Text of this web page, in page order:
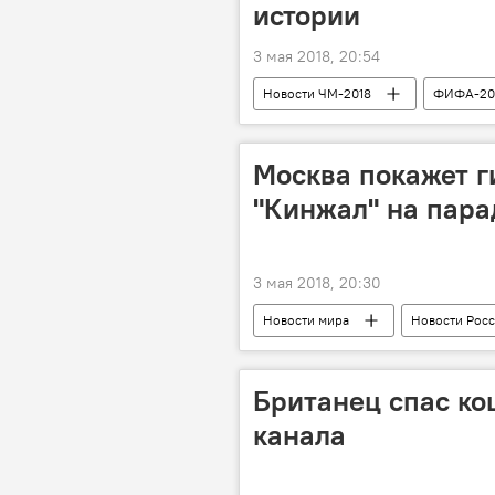
истории
3 мая 2018, 20:54
Новости ЧМ-2018 ФИФА-
Джанни Инфантино
FIFA
Москва покажет
"Кинжал" на
3 мая 2018, 20:30
Новости мира Новости
Минобороны РФ
МиГ-31
Британец спас
канала